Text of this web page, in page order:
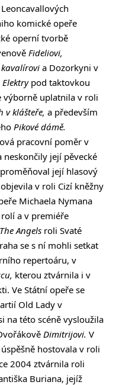
komické opeře
operní tvorbě
Fideliovi,
kavalírovi a Dozorkyni v
Elektrypod taktovkou
výborně uplatnila v roli
v klášteře, a především
Pikové dámě.
pracovní poměr v
její pěvecké
její hlasový
v roli Cizí kněžny
Michaela Nymana
a v premiéře
The Angels roli Svaté
se s ní mohli setkat
repertoáru, v
kterou ztvárnila i v
Ve Státní opeře se
Old Lady v
na této scéně vysloužila
Dimitrijovi. V
hostovala v roli
2004 ztvárnila roli
Buriana, jejíž